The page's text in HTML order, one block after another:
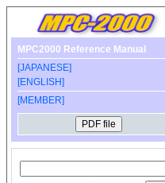
MPC2000 Reference Manual
[JAPANESE]
[ENGLISH]
[MEMBER]